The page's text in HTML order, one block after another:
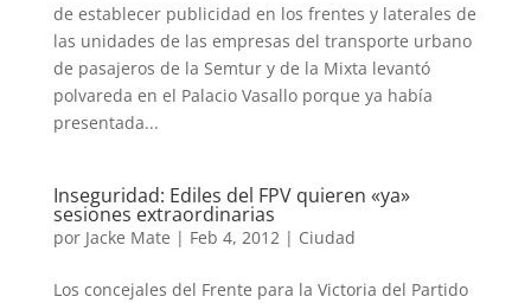
de establecer publicidad en los frentes y laterales de
las unidades de las empresas del transporte urbano
de pasajeros de la Semtur y de la Mixta levantó
polvareda en el Palacio Vasallo porque ya había
presentada...
Inseguridad: Ediles del FPV quieren «ya»
sesiones extraordinarias
por Jacke Mate | Feb 4, 2012 | Ciudad
Los concejales del Frente para la Victoria del Partido